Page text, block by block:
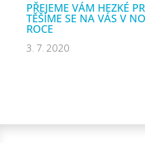
PŘEJEME VÁM HEZKÉ
TĚŠÍME SE NA VÁS V
ROCE
3. 7. 2020